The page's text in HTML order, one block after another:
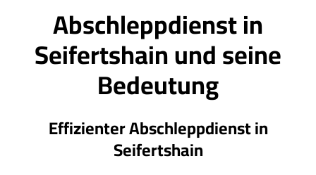
Abschleppdienst in
Seifertshain und seine
Bedeutung
Effizienter Abschleppdienst in
Seifertshain